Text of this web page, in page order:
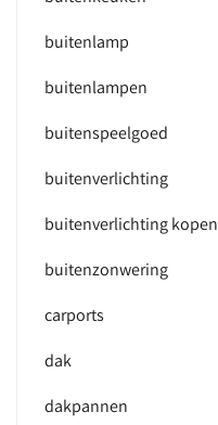
buitenlamp
buitenlampen
buitenspeelgoed
buitenverlichting
buitenverlichting kopen
buitenzonwering
carports
dak
dakpannen